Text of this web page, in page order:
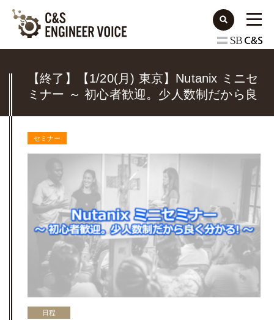
【終了】【1/20(月) 東京】Nutanix ミニセ
ミナー ～ 初心者歓迎。少人数制だから良
セミナー
日程